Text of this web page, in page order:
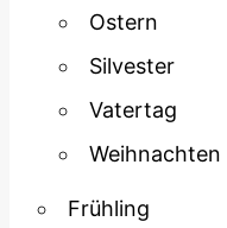
Ostern
Silvester
Vatertag
Weihnachten
Frühling